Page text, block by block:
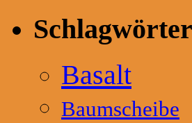
Schlagwörter
Basalt
Baumscheibe